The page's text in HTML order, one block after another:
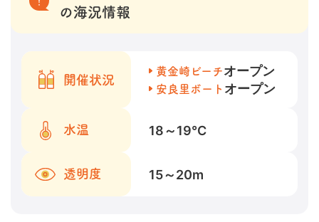
の海況情報
開催状況
黄金崎ビーチオープン
安良里ボート オープン
水温 18～19℃
透明度 15～20m